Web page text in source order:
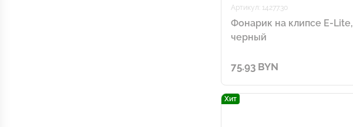
Артикул: 14277.30
Фонарик на клипсе E-Lite,
черный
75.93 BYN
Хит